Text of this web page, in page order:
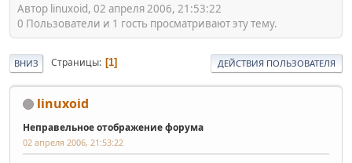
Автор linuxoid, 02 апреля 2006, 21:53:22
0 Пользователи и 1 гость просматривают эту тему.
ВНИЗ Страницы 1 ДЕЙСТВИЯ ПОЛЬЗОВАТЕЛЯ
linuxoid
Неправельное отображение форума
02 апреля 2006, 21:53:22